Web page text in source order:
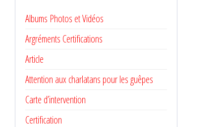
Albums Photos et Vidéos
Argréments Certifications
Article
Attention aux charlatans pour les guêpes
Carte d’intervention
Certification